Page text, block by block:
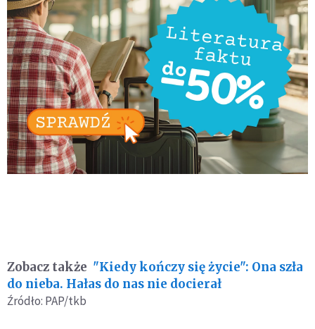
Zobacz także "Kiedy kończy się życie": Ona szła
do nieba. Hałas do nas nie docierał
Źródło: PAP/tkb